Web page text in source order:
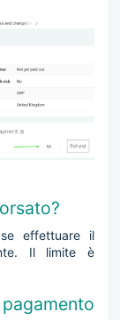
effettuare il
Il limite è